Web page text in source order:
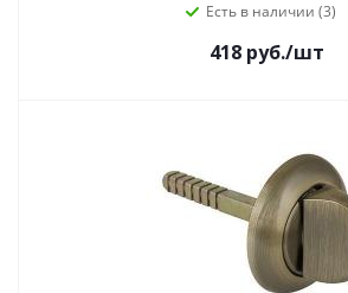
Есть в наличии (3)
418руб./шт